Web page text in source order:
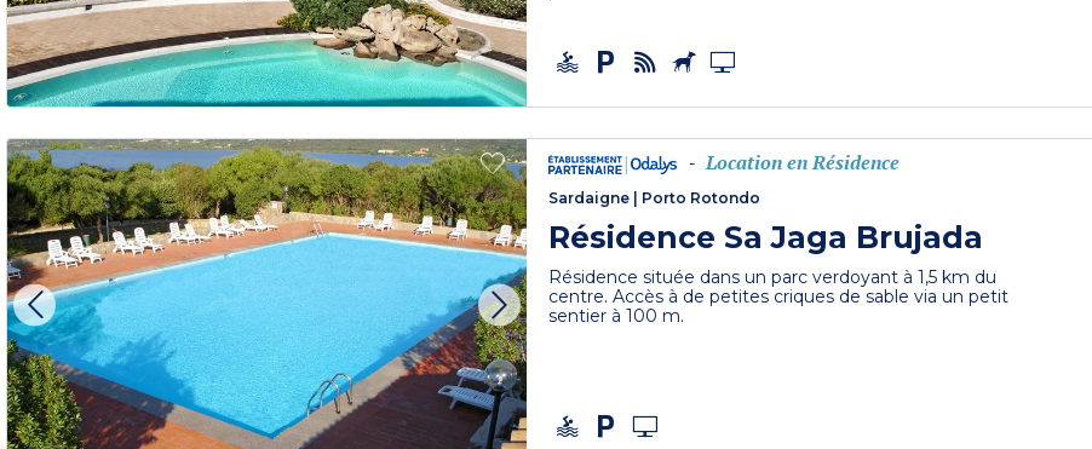
- Location en Résidence
Sardaigne | Porto Rotondo
Résidence Sa Jaga Brujada
Résidence située dans un parc verdoyant à 1,5 km du
centre. Accès à de petites criques de sable via un petit
sentier à 100 m.